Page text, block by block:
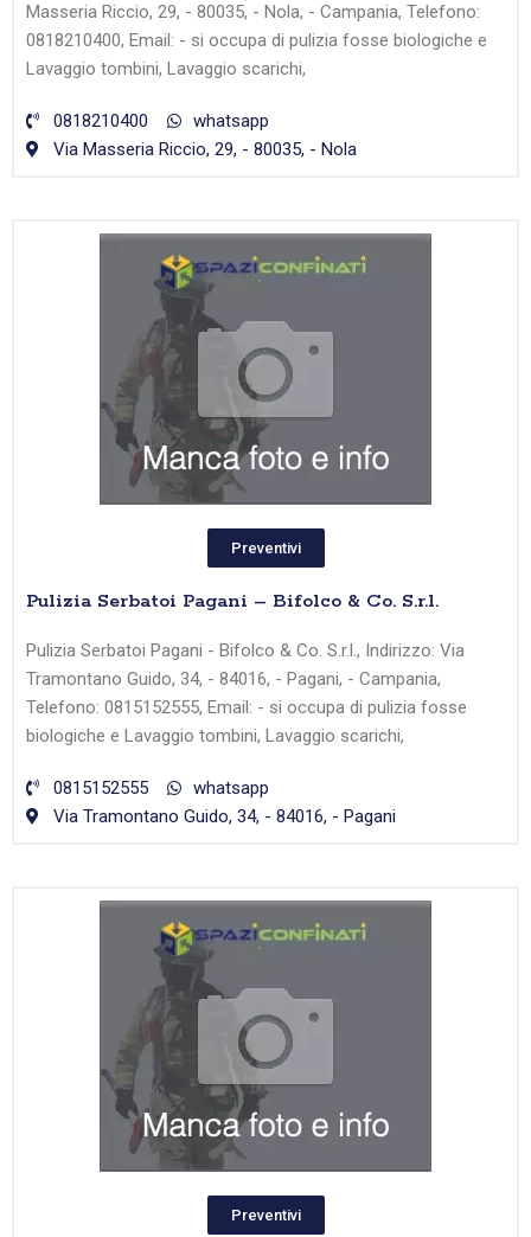
Masseria Riccio, 29, - 80035, - Nola, - Campania, Telefono:
0818210400, Email: - si occupa di pulizia fosse biologiche e
Lavaggio tombini, Lavaggio scarichi,
0818210400
whatsapp
Via Masseria Riccio, 29, - 80035, - Nola
Preventivi
Pulizia Serbatoi Pagani – Bifolco & Co. S.r.l.
Pulizia Serbatoi Pagani - Bifolco & Co. S.r.l., Indirizzo: Via
Tramontano Guido, 34, - 84016, - Pagani, - Campania,
Telefono: 0815152555, Email: - si occupa di pulizia fosse
biologiche e Lavaggio tombini, Lavaggio scarichi,
0815152555
whatsapp
Via Tramontano Guido, 34, - 84016, - Pagani
Preventivi